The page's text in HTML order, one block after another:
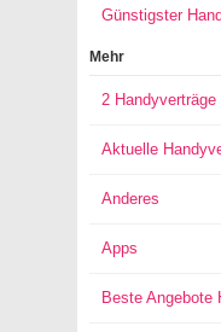
Günstigster
Mehr
2 Handyverträge
Aktuelle
Anderes
Apps
Beste Angebote